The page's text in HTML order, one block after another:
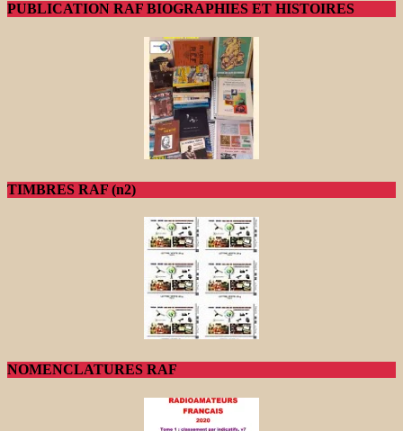
PUBLICATION RAF BIOGRAPHIES ET HISTOIRES
TIMBRES RAF (n2)
NOMENCLATURES RAF